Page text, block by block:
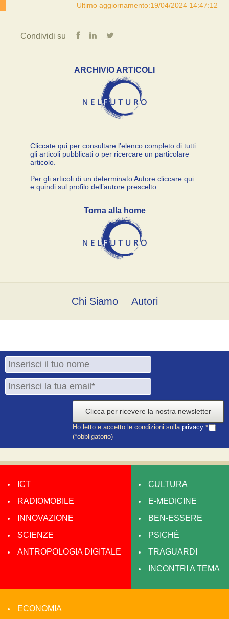
Ultimo aggiornamento:19/04/2024 14:47:12
Condividi su
ARCHIVIO ARTICOLI
Cliccate qui per consultare l’elenco completo di tutti
gli articoli pubblicati o per ricercare un particolare
articolo.
Per gli articoli di un determinato Autore cliccare qui
e quindi sul profilo dell’autore prescelto.
Torna alla home
Chi Siamo Autori
Clicca per ricevere la nostra newsletter
Ho letto e accetto le condizioni sulla privacy *
(*obbligatorio)
ICT
RADIOMOBILE
INNOVAZIONE
SCIENZE
ANTROPOLOGIA DIGITALE
CULTURA
E-MEDICINE
BEN-ESSERE
PSICHÉ
TRAGUARDI
INCONTRI A TEMA
ECONOMIA